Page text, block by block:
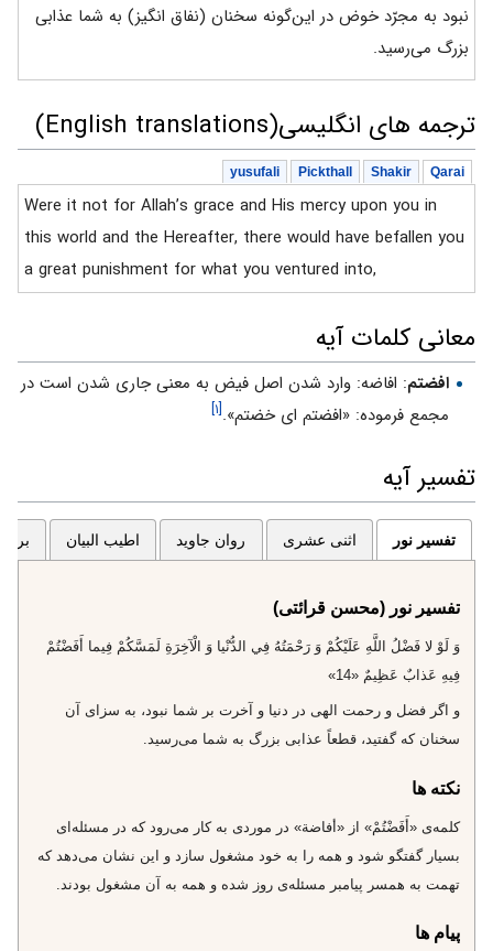
نبود به مجرّد خوض در این‌گونه سخنان (نفاق انگیز) به شما عذابی
بزرگ می‌رسید.
ترجمه های انگلیسی(English translations)
Qarai
Shakir
Pickthall
yusufali
Were it not for Allah’s grace and His mercy upon you in
this world and the Hereafter, there would have befallen you
a great punishment for what you ventured into,
معانی کلمات آیه
افضتم: افاضه: وارد شدن اصل فيض به معنى جارى شدن است در
مجمع فرموده: «افضتم اى خضتم».[۱]
تفسیر آیه
تفسیر نور اثنی عشری روان جاوید اطیب البیان
تفسیر نور (محسن قرائتی)
وَ لَوْ لا فَضْلُ اللَّهِ عَلَيْكُمْ وَ رَحْمَتُهُ فِي الدُّنْيا وَ الْآخِرَةِ لَمَسَّكُمْ فِيما أَفَضْتُمْ
فِيهِ عَذابٌ عَظِيمٌ «14»
و اگر فضل و رحمت الهى در دنيا و آخرت بر شما نبود، به سزاى آن
سخنان كه گفتيد، قطعاً عذابى بزرگ به شما مى‌رسيد.
نکته ها
كلمه‌ى‌ «أَفَضْتُمْ» از «أفاضة» در موردى به كار مى‌رود كه در مسئله‌اى
بسيار گفتگو شود و همه را به خود مشغول سازد و اين نشان مى‌دهد كه
تهمت به همسر پيامبر مسئله‌ى روز شده و همه به آن مشغول بودند.
پیام ها